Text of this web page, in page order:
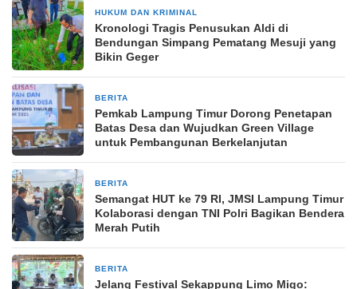
HUKUM DAN KRIMINAL
Kronologi Tragis Penusukan Aldi di
Bendungan Simpang Pematang Mesuji yang
Bikin Geger
BERITA
Pemkab Lampung Timur Dorong Penetapan
Batas Desa dan Wujudkan Green Village
untuk Pembangunan Berkelanjutan
BERITA
Semangat HUT ke 79 RI, JMSI Lampung Timur
Kolaborasi dengan TNI Polri Bagikan Bendera
Merah Putih
BERITA
Jelang Festival Sekappung Limo Migo: